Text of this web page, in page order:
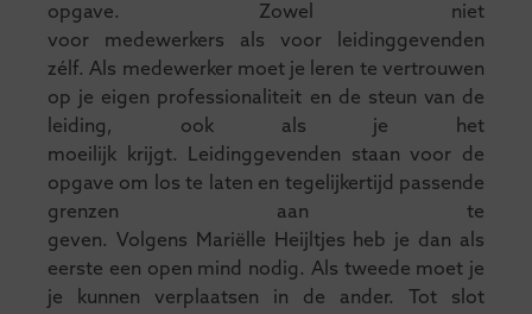
opgave. Zowel niet
voor medewerkers als voor leidinggevenden
zélf. Als medewerker moet je leren te vertrouwen
op je eigen professionaliteit en de steun van de
leiding, ook als je het
moeilijk krijgt. Leidinggevenden staan voor de
opgave om los te laten en tegelijkertijd passende
grenzen aan te
geven. Volgens Mariëlle Heijltjes heb je dan als
eerste een open mind nodig. Als tweede moet je
je kunnen verplaatsen in de ander. Tot slot